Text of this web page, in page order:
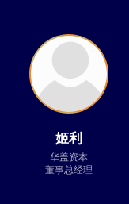
姬利
华盖资本
董事总经理